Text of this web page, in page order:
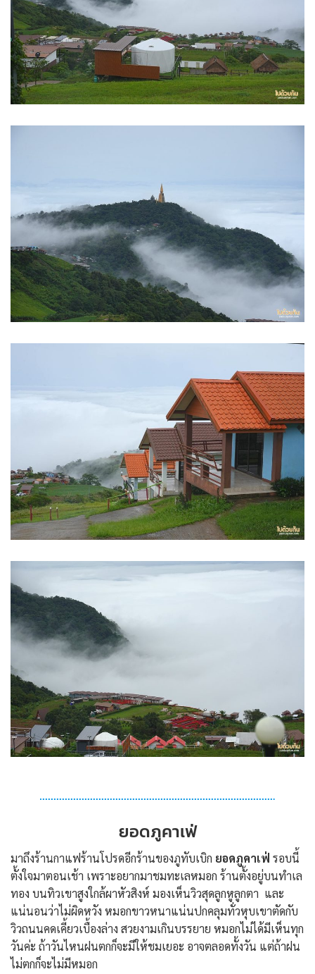
ยอดภูคาเฟ่
มาถึงร้านกาแฟร้านโปรดอีกร้านของภูทับเบิก ยอดภูคาเฟ่ รอบนี้
ตั้งใจมาตอนเช้า เพราะอยากมาชมทะเลหมอก ร้านตั้งอยู่บนทำเล
ทอง บนทิวเขาสูงใกล้ผาหัวสิงห์ มองเห็นวิวสุดลูกหูลูกตา และ
แน่นอนว่าไม่ผิดหวัง หมอกขาวหนาแน่นปกคลุมทั่วหุบเขาตัดกับ
วิวถนนคดเคี้ยวเบื้องล่าง สวยงามเกินบรรยาย หมอกไม่ได้มีเห็นทุก
วันค่ะ ถ้าวันไหนฝนตกก็จะมีให้ชมเยอะ อาจตลอดทั้งวัน แต่ถ้าฝน
ไม่ตกก็จะไม่มีหมอก